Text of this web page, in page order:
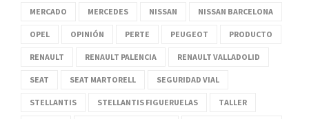
MERCADO MERCEDES NISSAN NISSAN BARCELONA
OPEL OPINIÓN PERTE PEUGEOT PRODUCTO
RENAULT RENAULT PALENCIA RENAULT VALLADOLID
SEAT SEAT MARTORELL SEGURIDAD VIAL
STELLANTIS STELLANTIS FIGUERUELAS TALLER